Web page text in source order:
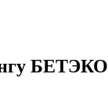
БЕТЭКО